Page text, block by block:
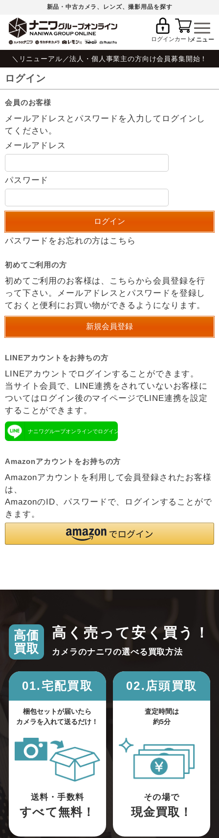
新品・中古カメラ、レンズ、撮影用品を探す
ログインカート
＼リニューアル／法人・個人事業主の方向け会員募集開始！
ログイン
会員のお客様
メールアドレスとパスワードを入力してログインし
てください。
メールアドレス
パスワード
パスワードをお忘れの方はこちら
初めてご利用の方
初めてご利用のお客様は、こちらから会員登録を行
って下さい。メールアドレスとパスワードを登録し
ておくと便利にお買い物ができるようになります。
LINEアカウントをお持ちの方
LINEアカウントでログインすることができます。
当サイト会員で、LINE連携をされていないお客様に
ついてはログイン後のマイページでLINE連携を設定
することができます。
ナニワグループオンラインでログイン
Amazonアカウントをお持ちの方
Amazonアカウントを利用して会員登録されたお客様
は、
AmazonのID、パスワードで、ログインすることがで
きます。
高価
買取
高く売って安く買う！
カメラのナニワの選べる買取方法
01.宅配買取
梱包セットが届いたら
カメラを入れて送るだけ！
送料・手数料
すべて無料！
02.店頭買取
査定時間は
約5分
その場で
現金買取！